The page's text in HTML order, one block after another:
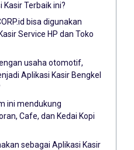
Terbaik ini?
bisa digunakan
Service HP dan Toko
usaha otomotif,
Aplikasi Kasir Bengkel
ini mendukung
Cafe, dan Kedai Kopi
sebagai Aplikasi Kasir